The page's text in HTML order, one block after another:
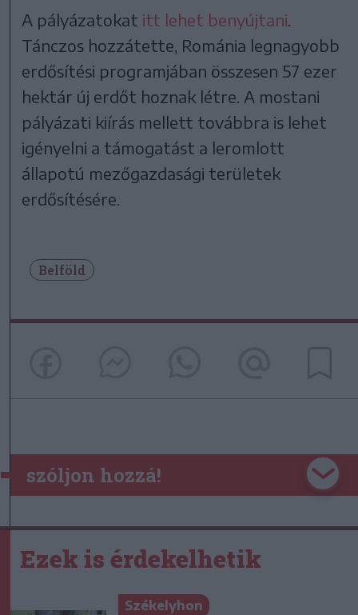
A pályázatokat itt lehet benyújtani
Tánczos hozzátette, Románia legnagyobb
erdősítési programjában összesen 57 ezer
hektár új erdőt hoznak létre. A mostani
pályázati kiírás mellett továbbra is lehet
igényelni a támogatást a leromlott
állapotú mezőgazdasági területek
erdősítésére.
Belföld
szóljon hozzá!
Ezek is érdekelhetik
Székelyhon